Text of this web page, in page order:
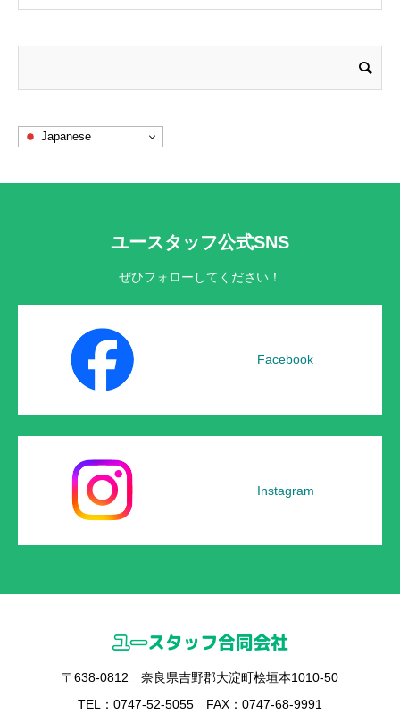
Japanese
ユースタッフ公式SNS
ぜひフォローしてください！
Facebook
Instagram
〒638-0812 奈良県吉野郡大淀町桧垣本1010-50
TEL：0747-52-5055 FAX：0747-68-9991